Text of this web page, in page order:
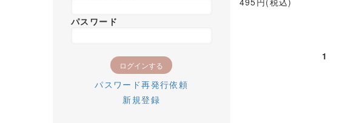
パスワード
パスワード再発行依頼
新規登録
1